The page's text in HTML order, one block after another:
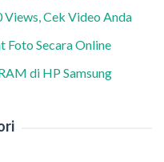
Cek Video Anda
Foto Secara Online
di HP Samsung